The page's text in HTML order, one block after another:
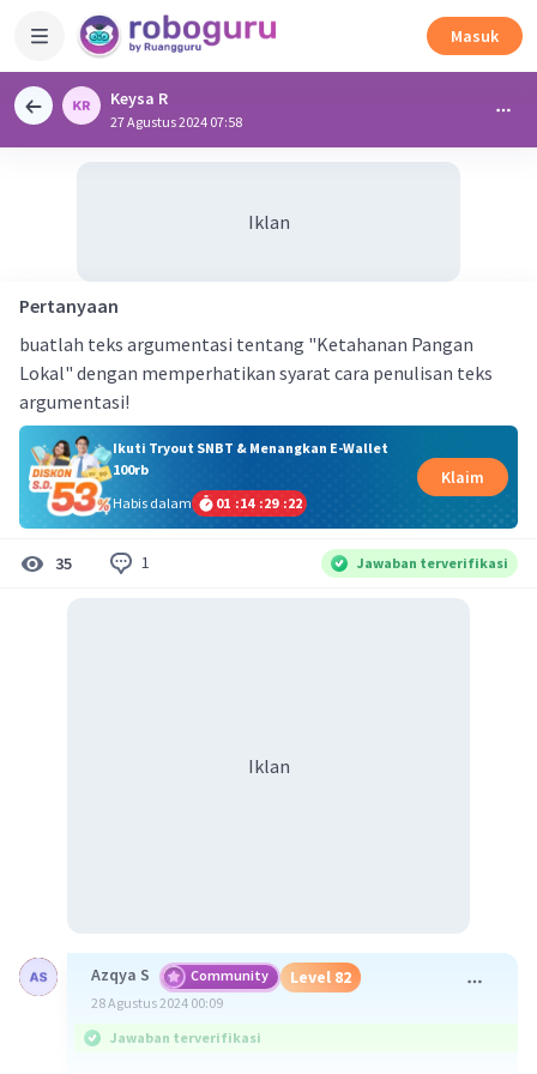
Masuk
Keysa R
27 Agustus 2024 07:58
Iklan
Pertanyaan
buatlah teks argumentasi tentang "Ketahanan Pangan
Lokal" dengan memperhatikan syarat cara penulisan teks
argumentasi!
Ikuti Tryout SNBT & Menangkan E-Wallet
100rb
Habis dalam
01 :14 :29 :22
Klaim
35 1 Jawaban terverifikasi
Iklan
Azqya S Community Level 82
28 Agustus 2024 00:09
Jawaban terverifikasi